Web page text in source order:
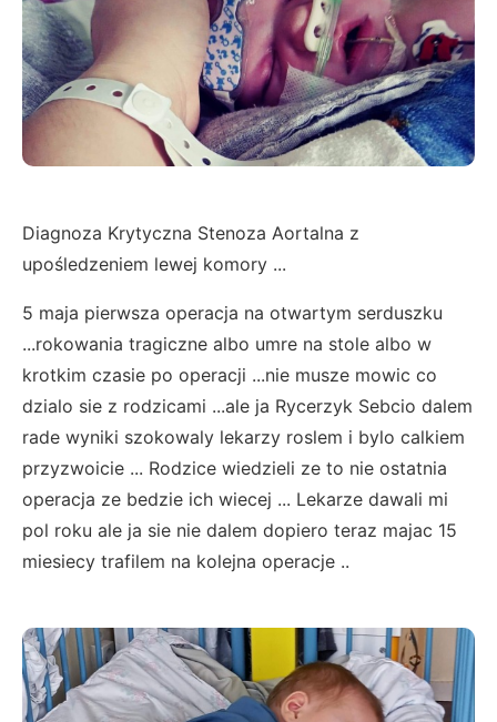
Diagnoza Krytyczna Stenoza Aortalna z
upośledzeniem lewej komory ...
5 maja pierwsza operacja na otwartym serduszku
...rokowania tragiczne albo umre na stole albo w
krotkim czasie po operacji ...nie musze mowic co
dzialo sie z rodzicami ...ale ja Rycerzyk Sebcio dalem
rade wyniki szokowaly lekarzy roslem i bylo calkiem
przyzwoicie ... Rodzice wiedzieli ze to nie ostatnia
operacja ze bedzie ich wiecej ... Lekarze dawali mi
pol roku ale ja sie nie dalem dopiero teraz majac 15
miesiecy trafilem na kolejna operacje ..